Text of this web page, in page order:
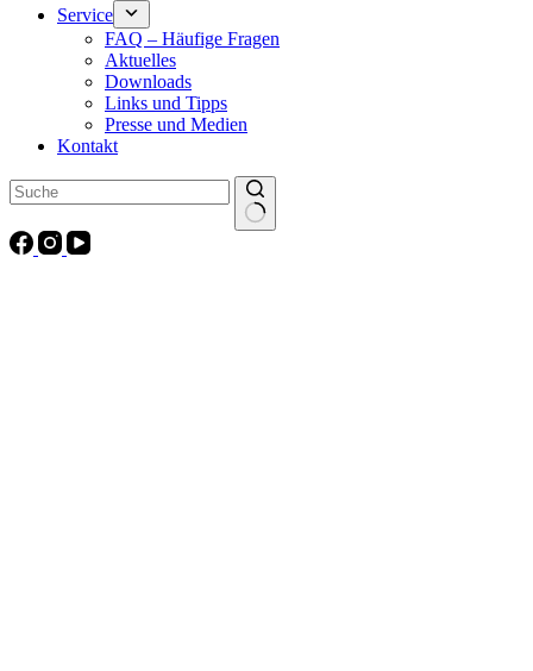
Service
FAQ – Häufige Fragen
Aktuelles
Downloads
Links und Tipps
Presse und Medien
Kontakt
Keine
Ergebnisse